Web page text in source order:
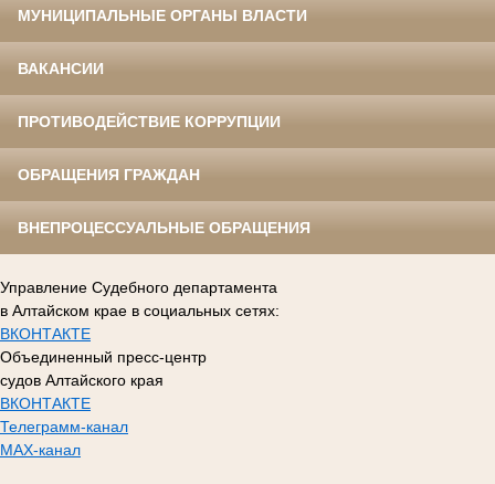
МУНИЦИПАЛЬНЫЕ ОРГАНЫ ВЛАСТИ
ВАКАНСИИ
ПРОТИВОДЕЙСТВИЕ КОРРУПЦИИ
ОБРАЩЕНИЯ ГРАЖДАН
ВНЕПРОЦЕССУАЛЬНЫЕ ОБРАЩЕНИЯ
Управление Судебного департамента
в Алтайском крае в социальных сетях:
ВКОНТАКТЕ
Объединенный пресс-центр
судов Алтайского края
ВКОНТАКТЕ
Телеграмм-канал
MAX-канал